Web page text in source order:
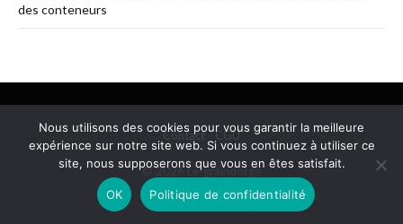
des conteneurs
Contact-CGU
© 2026 Le-graindorge
Nous utilisons des cookies pour vous garantir la meilleure
expérience sur notre site web. Si vous continuez à utiliser ce
site, nous supposerons que vous en êtes satisfait.
OK Politique de confidentialité